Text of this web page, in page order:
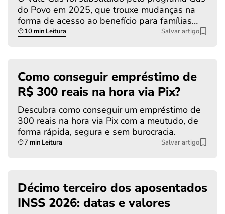
do Povo em 2025, que trouxe mudanças na
forma de acesso ao benefício para famílias…
10 min Leitura Salvar artigo
Como conseguir empréstimo de
R$ 300 reais na hora via Pix?
Descubra como conseguir um empréstimo de
300 reais na hora via Pix com a meutudo, de
forma rápida, segura e sem burocracia.
7 min Leitura Salvar artigo
Décimo terceiro dos aposentados
INSS 2026: datas e valores